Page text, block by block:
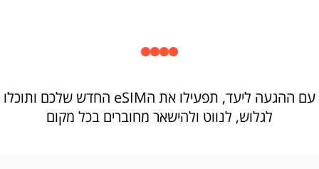
עם ההגעה ליעד, תפעילו את הeSIM החדש שלכם ותוכלו
לגלוש, לנווט ולהישאר מחוברים בכל מקום